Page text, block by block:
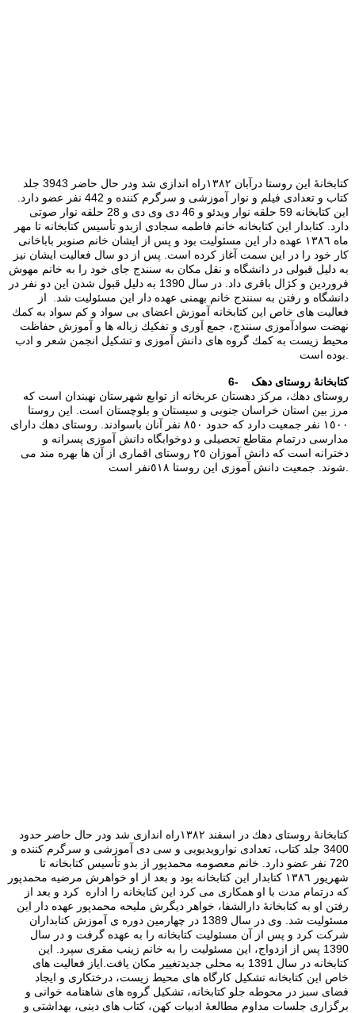
كتابخانۀ این روستا درآبان ١٣٨٢راه اندازی شد ودر حال حاضر 3943 جلد
كتاب و تعدادی فیلم و نوار آموزشی و سرگرم کننده و 442 نفر عضو دارد.
این کتابخانه 59 حلقه نوار ویدئو و 46 دی وی دی و 28 حلقه نوار صوتی
دارد. كتابدار این كتابخانه خانم فاطمه سجادی ازبدو تأسی‍س كتابخانه تا مهر
ماه ١٣٨٦ عهده دار این مسئولیت بود و پس از ایشان خانم صنوبر باباخانی
كار خود را در این سمت آغاز كرده است. پس از دو سال فعالیت ایشان نیز
به دلیل قبولی در دانشگاه و نقل مکان به سنندج جای خود را به خانم مهوش
فروردین و کژال باقری داد. در سال 1390 به دلیل قبول شدن این دو نفر در
دانشگاه و رفتن به سنندج خانم بهمنی عهده دار این مسئولیت شد. از
فعالیت های خاص این كتابخانه آموزش اعضای بی سواد و كم سواد به كمك
نهضت سوادآموزی سنندج، جمع آوری و تفكیك زباله ها و آموزش حفاظت
مح‍یط زیست به كمك گروه های دانش آموزی و تشكیل انجمن شعر و ادب
6- کتابخانۀ روستای دهک
روستای دهك، مركز دهستان عربخانه از توابع شهرستان نهبندان است كه
مرز بين استان خراسان جنوبی و سیستان و بلوچستان است. این روستا
١٥٠٠ نفر جمعیت دارد كه حدود ٨٥٠ نفر آنان باسوادند. روستای دهك دارای
مدارسی درتمام مقاطع تحصیلی و دوخوابگاه دانش آموزی پسرانه و
دخترانه است كه دانش آموزان ٢٥ روستای اقماری از آن ها بهره مند می
3400 جلد كتاب، تعدادی نوارویدیویی و سی دی آموزشی و سرگرم كننده و
720 نفر عضو دارد. خانم معصومه محمدپور از بدو تأسیس كتابخانه تا
شهریور ١٣٨٦ كتابدار این كتابخانه بود و بعد از او خواهرش مرضیه محمدپور
كه درتمام مدت با او همكاری می كرد این كتابخانه را اداره کرد و بعد از
رفتن او به کتابخانۀ دارالشفا، خواهر دیگرش ملیحه محمدپور عهده دار این
مسئولیت شد.‌ وی در سال 1389 در چهارمین دوره ی آموزش کتابداران
شرکت کرد و پس از آن مسئولیت کتابخانه را به عهده گرفت و در سال
1390 پس از ازدواج، این مسئولیت را به خانم زینب مقری سپرد. این
کتابخانه در سال 1391 به محلی جدیدتغییر مکان یافت.ایاز فعالیت های
خاص این كتابخانه تشكیل كارگاه های محیط زیست، درختكاری و ایجاد
فضای سبز در محوطه جلو كتابخانه، تشكیل گروه های شاهنامه خوانی و
برگزاری جلسات مداوم مطالعۀ ادبیات کهن، کتاب های دینی، بهداشتی و